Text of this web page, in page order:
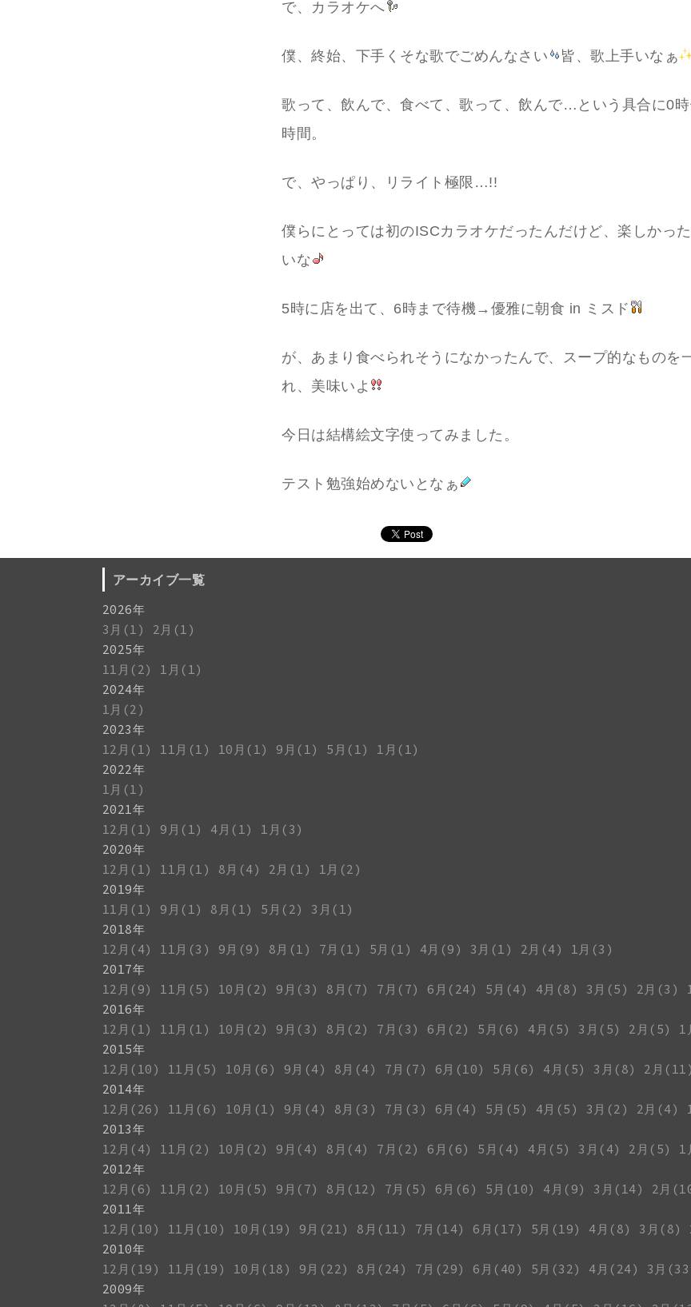
で、カラオケへ
僕、終始、下手くそな歌でごめんなさい 皆、歌上手いなぁ
歌って、飲んで、食べて、歌って、飲んで…という具合に0
時間。
で、やっぱり、リライト極限…!!
僕らにとっては初のISCカラオケだったんだけど、楽しかっ
いな
5時に店を出て、6時まで待機→優雅に朝食 in ミスド
が、あまり食べられそうになかったんで、スープ的なものを
れ、美味いよ
今日は結構絵文字使ってみました。
テスト勉強始めないとなぁ
アーカイブ一覧
2026年
3月(1)
2月(1)
2025年
11月(2)
1月(1)
2024年
1月(2)
2023年
12月(1)
11月(1) 10月(1) 9月(1) 5月(1)
1月(1)
2022年
1月(1)
2021年
12月(1)
9月(1) 4月(1)
1月(3)
2020年
12月(1)
11月(1) 8月(4) 2月(1)
1月(2)
2019年
11月(1)
9月(1) 8月(1) 5月(2)
3月(1)
2018年
12月(4)
11月(3) 9月(9) 8月(1) 7月(1) 5月(1) 4月(9) 3月(1) 2月(4)
1月(3)
2017年
12月(9)
11月(5) 10月(2) 9月(3) 8月(7) 7月(7) 6月(24) 5月(4) 4月(8) 3月(5) 2月(3)
2016年
12月(1)
11月(1) 10月(2) 9月(3) 8月(2) 7月(3) 6月(2) 5月(6) 4月(5) 3月(5) 2月(5)
1
2015年
12月(10)
11月(5) 10月(6) 9月(4) 8月(4) 7月(7) 6月(10) 5月(6) 4月(5) 3月(8) 2月(11)
2014年
12月(26)
11月(6) 10月(1) 9月(4) 8月(3) 7月(3) 6月(4) 5月(5) 4月(5) 3月(2) 2月(4)
2013年
12月(4)
11月(2) 10月(2) 9月(4) 8月(4) 7月(2) 6月(6) 5月(4) 4月(5) 3月(4) 2月(5)
1
2012年
12月(6)
11月(2) 10月(5) 9月(7) 8月(12) 7月(5) 6月(6) 5月(10) 4月(9) 3月(14) 2月
2011年
12月(10)
11月(10) 10月(19) 9月(21) 8月(11) 7月(14) 6月(17) 5月(19) 4月(8) 3月(8)
2010年
12月(19)
11月(19) 10月(18) 9月(22) 8月(24) 7月(29) 6月(40) 5月(32) 4月(24) 3月
2009年